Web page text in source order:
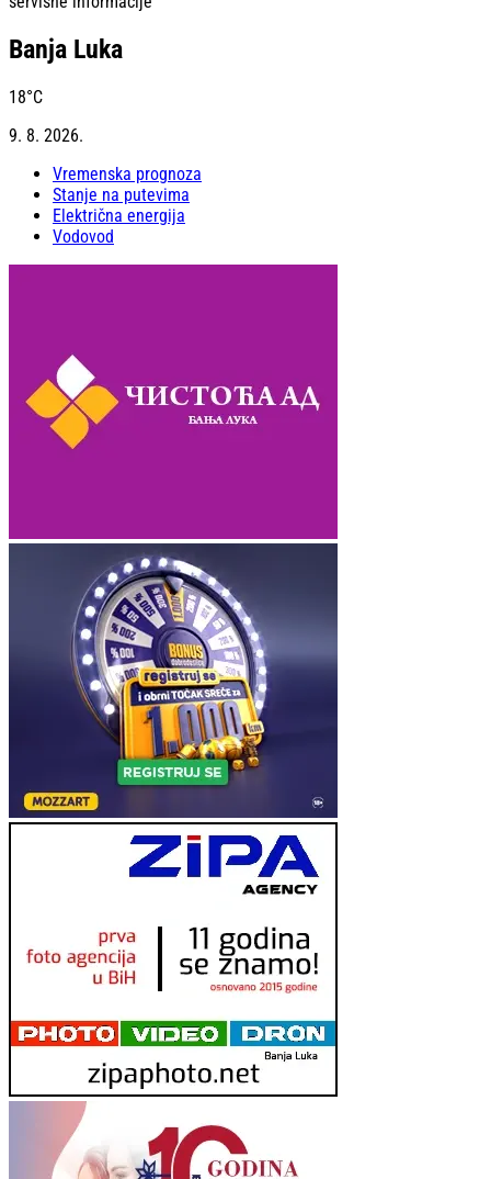
Banja Luka
18°C
9. 8. 2026.
Vremenska prognoza
Stanje na putevima
Električna energija
Vodovod